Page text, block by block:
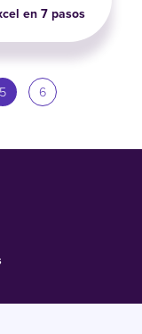
en 7 pasos
5 6